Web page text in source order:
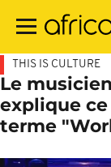
contenu
THIS IS CULTURE
Le
explique
terme